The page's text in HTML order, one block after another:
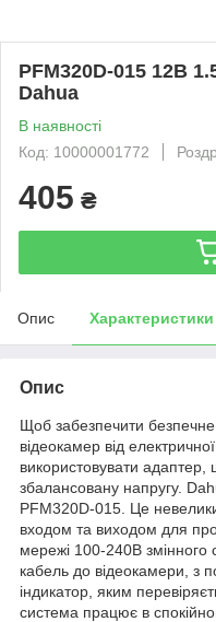
PFM320D-015 12В
Dahua
В наявності
Код: 10000001772
405 ₴
Опис Характеристики
Опис
Щоб забезпечити
відеокамер від
використовувати
збалансовану напругу.
PFM320D-015. Це
входом та виходом для
мережі 100-240В змінного
кабель до відеокамери, з
індикатор, яким
система працює в